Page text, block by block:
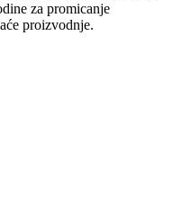
za promicanje
proizvodnje.